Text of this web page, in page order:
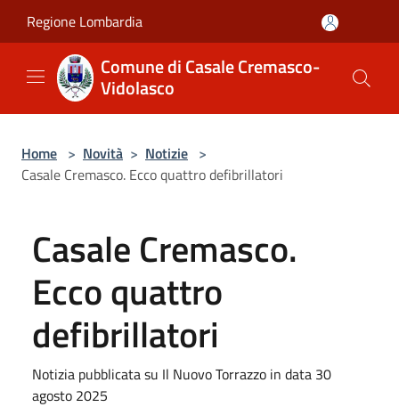
Regione Lombardia
Comune di Casale Cremasco-
Vidolasco
Home > Novità > Notizie >
Casale Cremasco. Ecco quattro defibrillatori
Casale Cremasco.
Ecco quattro
defibrillatori
Notizia pubblicata su Il Nuovo Torrazzo in data 30
agosto 2025